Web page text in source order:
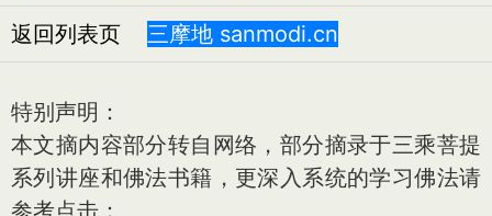
返回列表页 三摩地 sanmodi.cn
特别声明：
本文摘内容部分转自网络，部分摘录于三乘菩提
系列讲座和佛法书籍，更深入系统的学习佛法请
参考点击：